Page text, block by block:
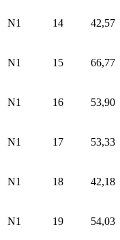
N1 14 42,57
N1 15 66,77
N1 16 53,90
N1 17 53,33
N1 18 42,18
N1 19 54,03